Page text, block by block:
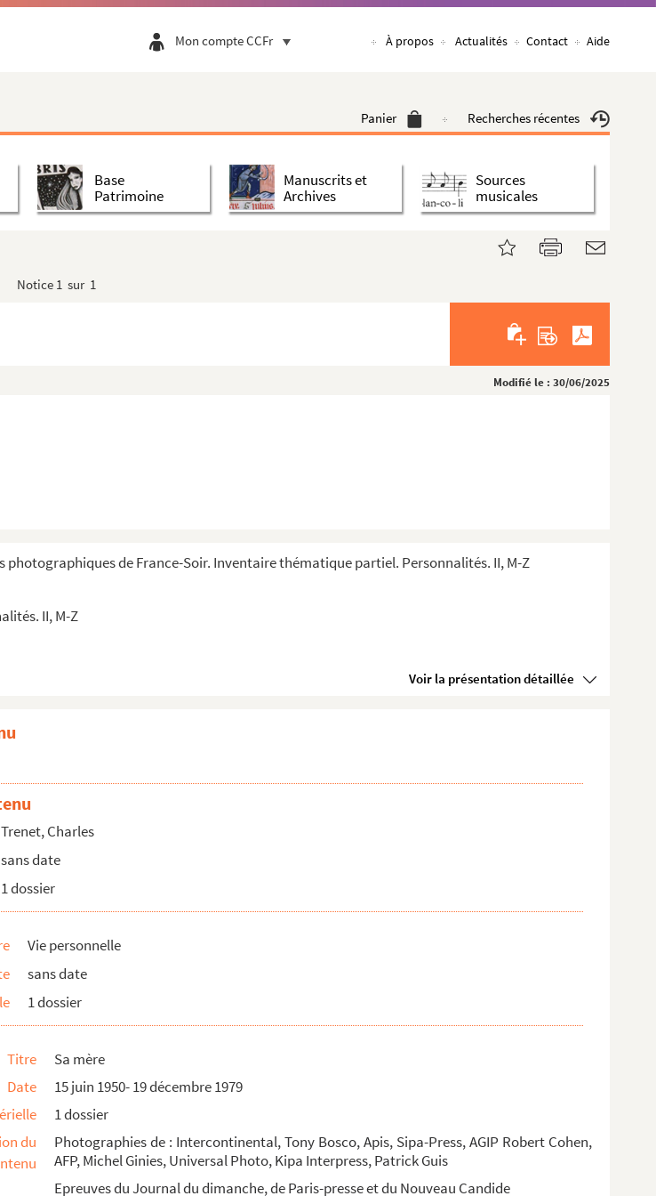
Mon compte CCFr À propos Actualités Contact Aide
Panier Recherches récentes
Base
Patrimoine
Manuscrits et
Archives
Sources
musicales
Notice 1 sur 1
Modifié le : 30/06/2025
photographiques de France-Soir. Inventaire thématique partiel. Personnalités. II, M-Z
II, M-Z
Voir la présentation détaillée
Trenet, Charles
sans date
1 dossier
Vie personnelle
sans date
1 dossier
Titre
Sa mère
Date
15 juin 1950- 19 décembre 1979
1 dossier
du
Photographies de : Intercontinental, Tony Bosco, Apis, Sipa-Press, AGIP Robert Cohen,
AFP, Michel Ginies, Universal Photo, Kipa Interpress, Patrick Guis
Epreuves du Journal du dimanche, de Paris-presse et du Nouveau Candide